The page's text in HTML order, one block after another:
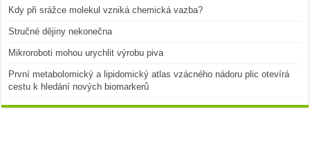
Kdy při srážce molekul vzniká chemická vazba?
Stručné dějiny nekonečna
Mikroroboti mohou urychlit výrobu piva
První metabolomický a lipidomický atlas vzácného nádoru plic otevírá
cestu k hledání nových biomarkerů